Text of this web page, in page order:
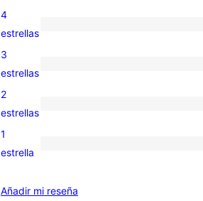
valoraciones
de
0
valoraciones
de
4
estrellas
0
valoraciones
de
3
estrellas
0
valoraciones
de
estrellas
2
estrellas
0
de
1
estrella
Añadir mi reseña